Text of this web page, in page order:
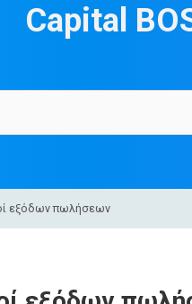
Capital
εξόδων πωλήσεων